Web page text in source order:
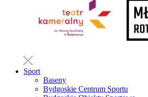
Sport
Baseny
Bydgoskie Centrum Sportu